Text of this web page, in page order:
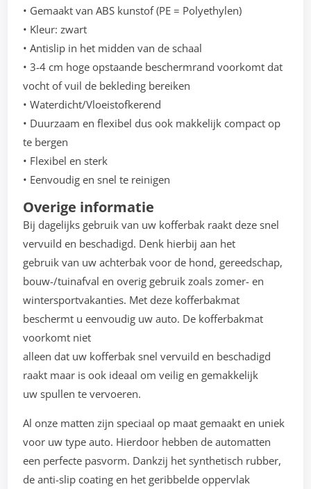
• Gemaakt van ABS kunstof (PE = Polyethylen)
• Kleur: zwart
• Antislip in het midden van de schaal
• 3-4 cm hoge opstaande beschermrand voorkomt dat
vocht of vuil de bekleding bereiken
• Waterdicht/Vloeistofkerend
• Duurzaam en flexibel dus ook makkelijk compact op
te bergen
• Flexibel en sterk
• Eenvoudig en snel te reinigen
Overige informatie
Bij dagelijks gebruik van uw kofferbak raakt deze snel
vervuild en beschadigd. Denk hierbij aan het
gebruik van uw achterbak voor de hond, gereedschap,
bouw-/tuinafval en overig gebruik zoals zomer- en
wintersportvakanties. Met deze kofferbakmat
beschermt u eenvoudig uw auto. De kofferbakmat
voorkomt niet
alleen dat uw kofferbak snel vervuild en beschadigd
raakt maar is ook ideaal om veilig en gemakkelijk
uw spullen te vervoeren.
Al onze matten zijn speciaal op maat gemaakt en uniek
voor uw type auto. Hierdoor hebben de automatten
een perfecte pasvorm. Dankzij het synthetisch rubber,
de anti-slip coating en het geribbelde oppervlak